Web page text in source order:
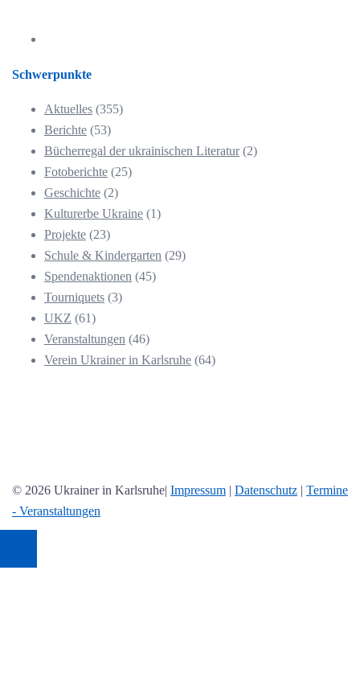
Schwerpunkte
Aktuelles (355)
Berichte (53)
Bücherregal der ukrainischen Literatur(2)
Fotoberichte (25)
Geschichte (2)
Kulturerbe Ukraine (1)
Projekte (23)
Schule & Kindergarten (29)
Spendenaktionen (45)
Tourniquets (3)
UKZ (61)
Veranstaltungen (46)
Verein Ukrainer in Karlsruhe (64)
© 2026 Ukrainer in Karlsruhe| Impressum | Datenschutz | Termine
- Veranstaltungen